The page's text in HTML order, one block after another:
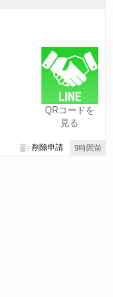
QRコードを
見る
9時間前
削除申請